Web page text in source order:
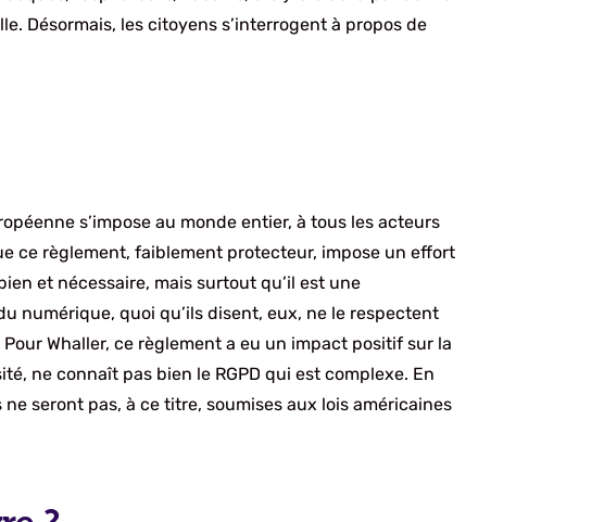
Désormais, les citoyens s’interrogent à propos de
s’impose au monde entier, à tous les acteurs
ce règlement, faiblement protecteur, impose un effort
et nécessaire, mais surtout qu’il est une
numérique, quoi qu’ils disent, eux, ne le respectent
Pour Whaller, ce règlement a eu un impact positif sur la
ne connaît pas bien le RGPD qui est complexe. En
seront pas, à ce titre, soumises aux lois américaines